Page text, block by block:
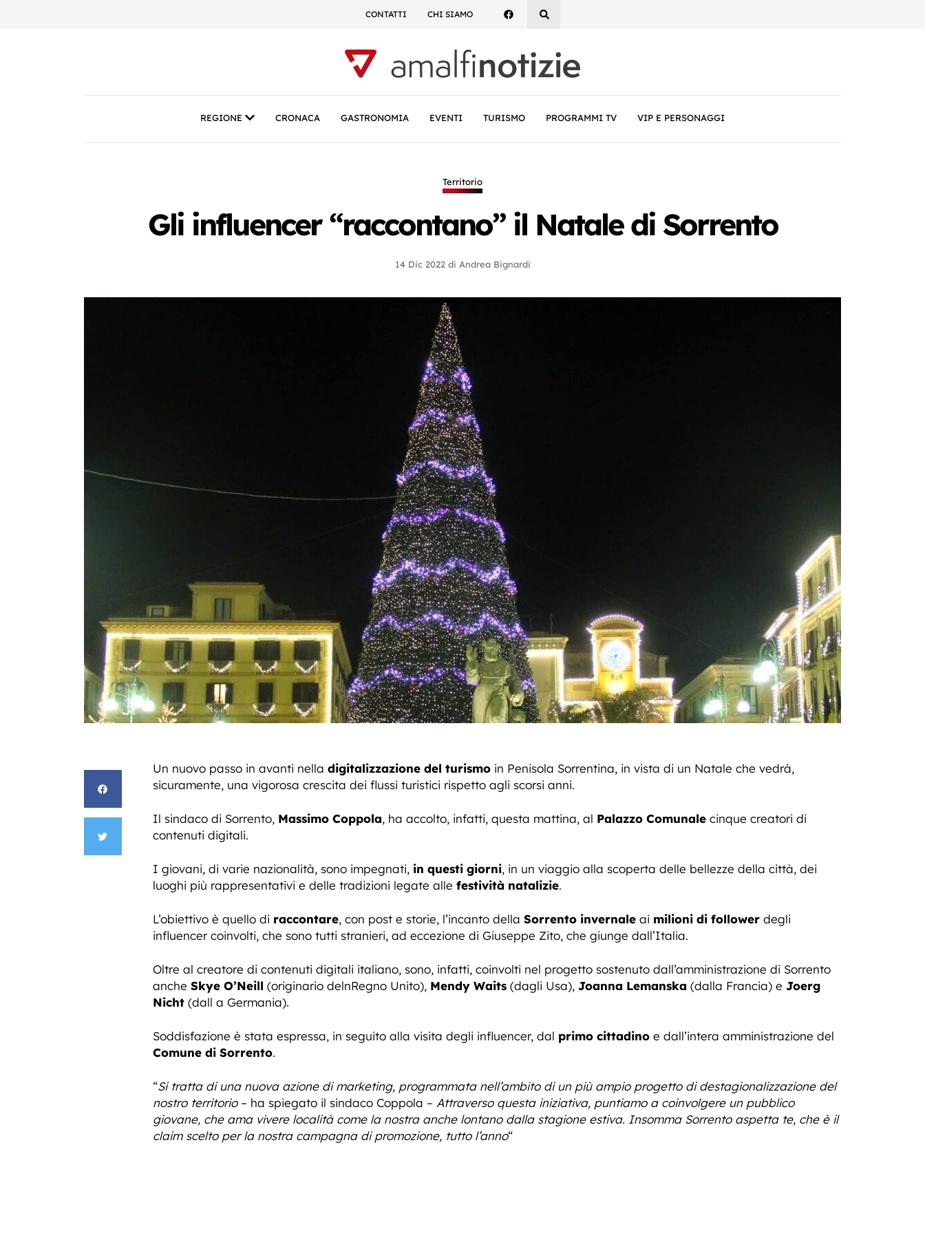
CONTATTI CHI SIAMO
REGIONE CRONACA GASTRONOMIA EVENTI TURISMO PROGRAMMI TV VIP E PERSONAGGI
Territorio
Gli influencer “raccontano” il Natale di Sorrento
14 Dic 2022 di Andrea Bignardi
Un nuovo passo in avanti nella digitalizzazione del turismo in Penisola Sorrentina, in vista di un Natale che vedrà,
sicuramente, una vigorosa crescita dei flussi turistici rispetto agli scorsi anni.
Il sindaco di Sorrento, Massimo Coppola, ha accolto, infatti, questa mattina, al Palazzo Comunale cinque creatori di
contenuti digitali.
I giovani, di varie nazionalità, sono impegnati, in questi giorni, in un viaggio alla scoperta delle bellezze della città, dei
luoghi più rappresentativi e delle tradizioni legate alle festività natalizie.
L’obiettivo è quello di raccontare, con post e storie, l’incanto della Sorrento invernale ai milioni di follower degli
influencer coinvolti, che sono tutti stranieri, ad eccezione di Giuseppe Zito, che giunge dall’Italia.
Oltre al creatore di contenuti digitali italiano, sono, infatti, coinvolti nel progetto sostenuto dall’amministrazione di Sorrento
anche Skye O’Neill (originario delnRegno Unito), Mendy Waits (dagli Usa), Joanna Lemanska (dalla Francia) e Joerg
Nicht (dall a Germania).
Soddisfazione è stata espressa, in seguito alla visita degli influencer, dal primo cittadino e dall’intera amministrazione del
Comune di Sorrento.
“Si tratta di una nuova azione di marketing, programmata nell’ambito di un più ampio progetto di destagionalizzazione del
nostro territorio– ha spiegato il sindaco Coppola – Attraverso questa iniziativa, puntiamo a coinvolgere un pubblico
giovane, che ama vivere località come la nostra anche lontano dalla stagione estiva. Insomma Sorrento aspetta te, che è il
claim scelto per la nostra campagna di promozione, tutto l’anno“